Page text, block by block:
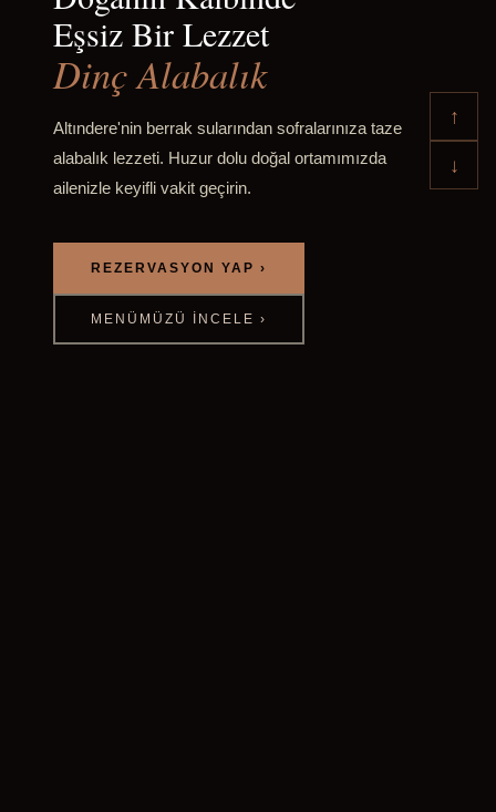
Eşsiz Bir Lezzet
Dinç Alabalık
Altındere'nin berrak sularından sofralarınıza taze
alabalık lezzeti. Huzur dolu doğal ortamımızda
ailenizle keyifli vakit geçirin.
REZERVASYON YAP ›
MENÜMÜZÜ İNCELE ›
↑
↓